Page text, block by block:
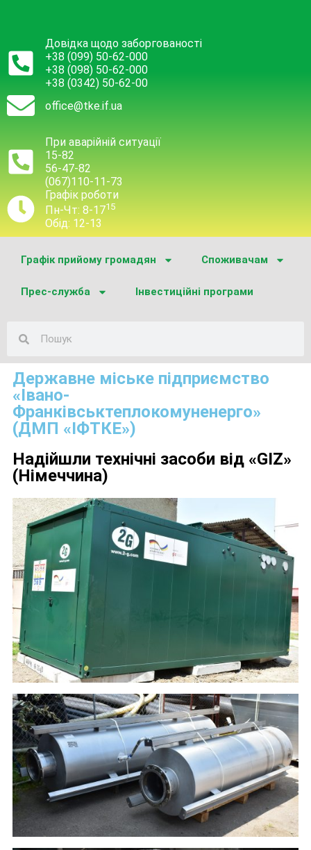
Довідка щодо заборгованості
+38 (099) 50-62-000
+38 (098) 50-62-000
+38 (0342) 50-62-00
office@tke.if.ua
При аварійній ситуації
15-82
56-47-82
(067)110-11-73
Графік роботи
Пн-Чт: 8-1715
Обід: 12-13
Графік прийому громадян Споживачам
Прес-служба Інвестиційні програми
Державне міське підприємство
«Івано-
Франківськтеплокомуненерго»
(ДМП «ІФТКЕ»)
Надійшли технічні засоби від «GIZ»
(Німеччина)